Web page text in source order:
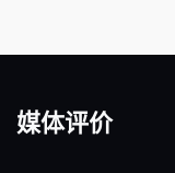
媒体评价